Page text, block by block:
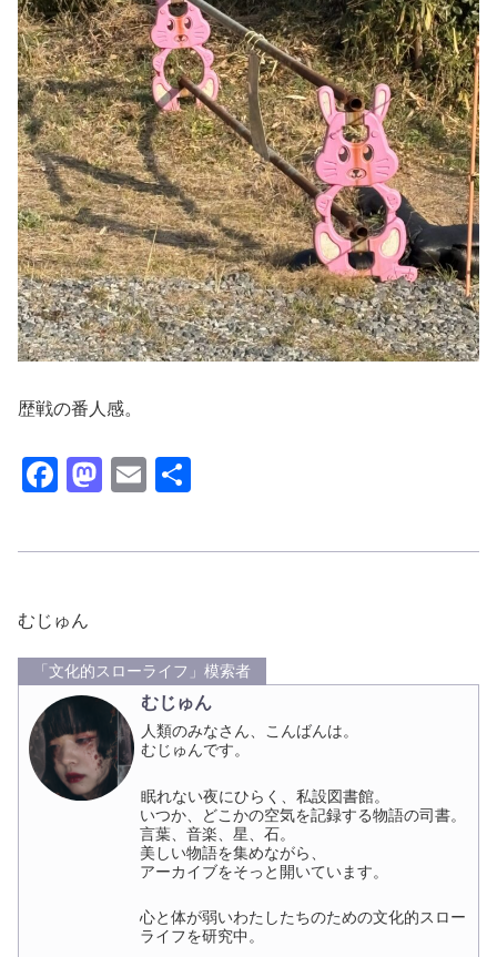
歴戦の番人感。
F
c
b
o
o
k
M
st
o
n
E
ail
むじゅん
「文化的スローライフ」模索者
むじゅん
人類のみなさん、こんばんは。
むじゅんです。
眠れない夜にひらく、私設図書館。
いつか、どこかの空気を記録する物語の司書。
言葉、音楽、星、石。
美しい物語を集めながら、
アーカイブをそっと開いています。
心と体が弱いわたしたちのための文化的スロー
ライフを研究中。